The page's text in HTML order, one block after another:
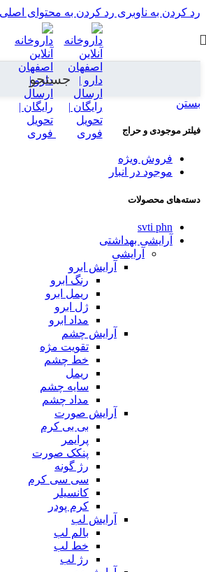
رد کردن به ناوبری رد کردن به محتوای اصلی
جستجو
بستن
فیلتر موجودی و حراج
فروش ویژه
موجود در انبار
دسته‌های محصولات
svti phn
آرایشی بهداشتی
آرایشی
آرایش ابرو
رنگ ابرو
ریمل ابرو
ژل ابرو
مداد ابرو
آرایش چشم
تقویت مژه
خط چشم
ریمل
سایه چشم
مداد چشم
آرایش صورت
بی بی کرم
پرایمر
پنکک صورت
رژ گونه
سی سی کرم
کانسیلر
کرم پودر
آرایش لب
بالم لب
خط لب
رژ لب